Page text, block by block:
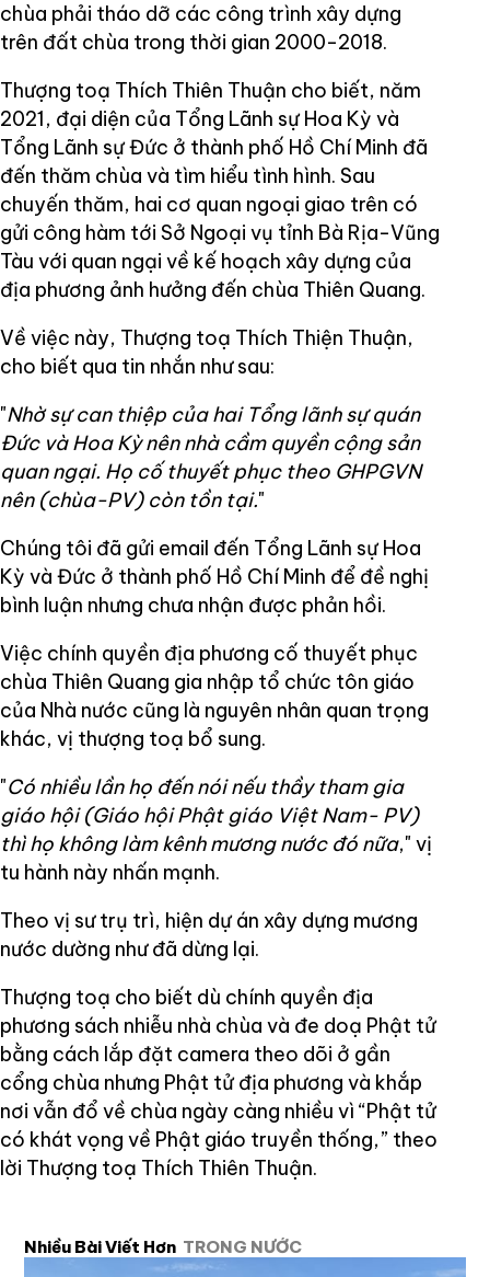
chùa phải tháo dỡ các công trình xây dựng
trên đất chùa trong thời gian 2000-2018.
Thượng toạ Thích Thiên Thuận cho biết, năm
2021, đại diện của Tổng Lãnh sự Hoa Kỳ và
Tổng Lãnh sự Đức ở thành phố Hồ Chí Minh đã
đến thăm chùa và tìm hiểu tình hình. Sau
chuyến thăm, hai cơ quan ngoại giao trên có
gửi công hàm tới Sở Ngoại vụ tỉnh Bà Rịa-Vũng
Tàu với quan ngại về kế hoạch xây dựng của
địa phương ảnh hưởng đến chùa Thiên Quang.
Về việc này, Thượng toạ Thích Thiện Thuận,
cho biết qua tin nhắn như sau:
"Nhờ sự can thiệp của hai Tổng lãnh sự quán
Đức và Hoa Kỳ nên nhà cầm quyền cộng sản
quan ngại. Họ cố thuyết phục theo GHPGVN
nên (chùa-PV) còn tồn tại."
Chúng tôi đã gửi email đến Tổng Lãnh sự Hoa
Kỳ và Đức ở thành phố Hồ Chí Minh để đề nghị
bình luận nhưng chưa nhận được phản hồi.
Việc chính quyền địa phương cố thuyết phục
chùa Thiên Quang gia nhập tổ chức tôn giáo
của Nhà nước cũng là nguyên nhân quan trọng
khác, vị thượng toạ bổ sung.
"Có nhiều lần họ đến nói nếu thầy tham gia
giáo hội (Giáo hội Phật giáo Việt Nam- PV)
thì họ không làm kênh mương nước đó nữa," vị
tu hành này nhấn mạnh.
Theo vị sư trụ trì, hiện dự án xây dựng mương
nước dường như đã dừng lại.
Thượng toạ cho biết dù chính quyền địa
phương sách nhiễu nhà chùa và đe doạ Phật tử
bằng cách lắp đặt camera theo dõi ở gần
cổng chùa nhưng Phật tử địa phương và khắp
nơi vẫn đổ về chùa ngày càng nhiều vì “Phật tử
có khát vọng về Phật giáo truyền thống,” theo
lời Thượng toạ Thích Thiên Thuận.
Nhiều Bài Viết Hơn TRONG NƯỚC